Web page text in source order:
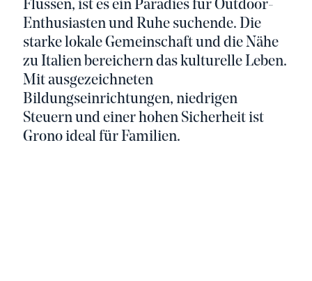
Flüssen, ist es ein Paradies für Outdoor-
Enthusiasten und Ruhe suchende. Die
starke lokale Gemeinschaft und die Nähe
zu Italien bereichern das kulturelle Leben.
Mit ausgezeichneten
Bildungseinrichtungen, niedrigen
Steuern und einer hohen Sicherheit ist
Grono ideal für Familien.